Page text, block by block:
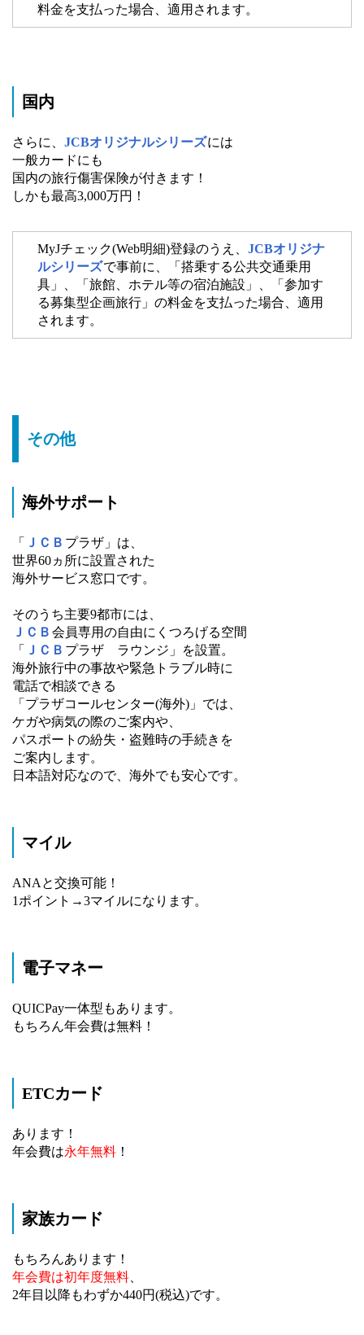
料金を支払った場合、適用されます。
国内
さらに、 JCBオリジナルシリーズには
一般カードにも
国内の旅行傷害保険が付きます！
しかも最高3,000万円！
MyJチェック(Web明細)登録のうえ、 JCBオリジナ
ルシリーズで事前に、「搭乗する公共交通乗用
具」、「旅館、ホテル等の宿泊施設」、「参加す
る募集型企画旅行」の料金を支払った場合、適用
されます。
その他
海外サポート
「 ＪＣＢ プラザ」は、
世界60ヵ所に設置された
海外サービス窓口です。
そのうち主要9都市には、
ＪＣＢ 会員専用の自由にくつろげる空間
「
ＪＣＢ プラザ ラウンジ」を設置。
海外旅行中の事故や緊急トラブル時に
電話で相談できる
「プラザコールセンター(海外)」では、
ケガや病気の際のご案内や、
パスポートの紛失・盗難時の手続きを
ご案内します。
日本語対応なので、海外でも安心です。
マイル
ANAと交換可能！
1ポイント→3マイルになります。
電子マネー
QUICPay一体型もあります。
もちろん年会費は無料！
ETCカード
あります！
年会費は永年無料 ！
家族カード
もちろんあります！
年会費は初年度無料
2年目以降もわずか440円(税込)です。